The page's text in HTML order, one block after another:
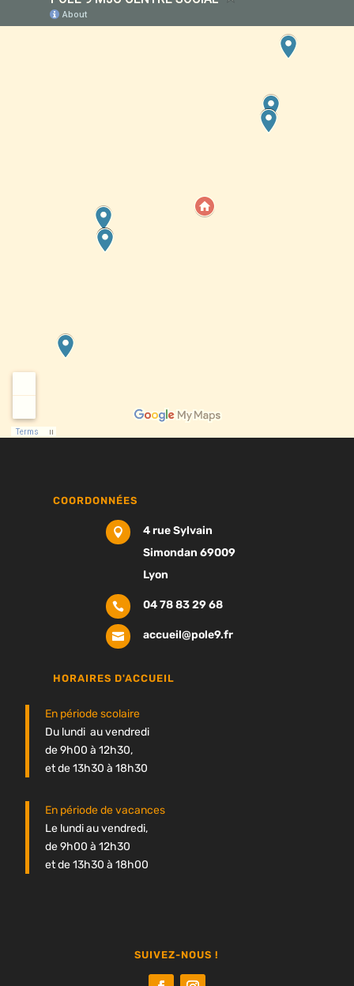
COORDONNÉES

4 rue Sylvain
Simondan 69009
Lyon
 04 78 83 29 68
 accueil@pole9.fr
HORAIRES D'ACCUEIL
En période scolaire
Du lundi au vendredi
de 9h00 à 12h30,
et de 13h30 à 18h30
En période de vacances
Le lundi au vendredi,
de 9h00 à 12h30
et de 13h30 à 18h00
SUIVEZ-NOUS !